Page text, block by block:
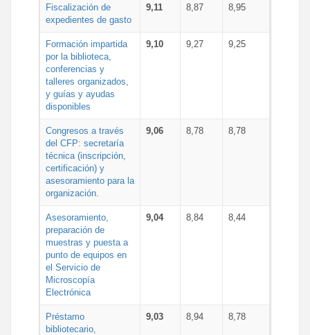
Fiscalización de
expedientes de gasto
9,11 8,87 8,95
Formación impartida
por la biblioteca,
conferencias y
talleres organizados,
y guías y ayudas
disponibles
9,10 9,27 9,25
Congresos a través
del CFP: secretaría
técnica (inscripción,
certificación) y
asesoramiento para la
organización.
9,06 8,78 8,78
Asesoramiento,
preparación de
muestras y puesta a
punto de equipos en
el Servicio de
Microscopía
Electrónica
9,04 8,84 8,44
Préstamo
bibliotecario,
9,03 8,94 8,78